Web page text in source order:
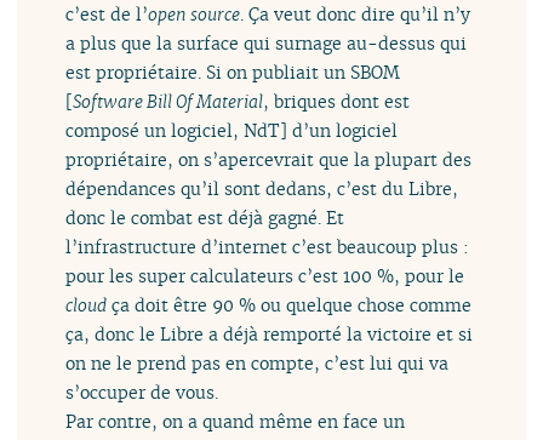
c’est de l’open source . Ça veut donc dire qu’il n’y
a plus que la surface qui surnage au-dessus qui
est propriétaire. Si on publiait un SBOM
[Software Bill Of Material, briques dont est
composé un logiciel, NdT] d’un logiciel
propriétaire, on s’apercevrait que la plupart des
dépendances qu’il sont dedans, c’est du Libre,
donc le combat est déjà gagné. Et
l’infrastructure d’internet c’est beaucoup plus :
pour les super calculateurs c’est 100 %, pour le
cloud ça doit être 90 % ou quelque chose comme
ça, donc le Libre a déjà remporté la victoire et si
on ne le prend pas en compte, c’est lui qui va
s’occuper de vous.
Par contre, on a quand même en face un